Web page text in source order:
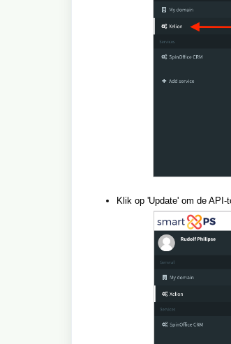
Klik op 'Update' om de API-